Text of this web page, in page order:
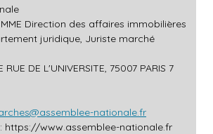
Direction des affaires immobilières
juridique, Juriste marché
RUE DE L'UNIVERSITE, 75007 PARIS 7
nationale.fr
https://www.assemblee-nationale.fr